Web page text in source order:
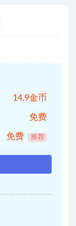
14.9金币
免费
免费 推荐